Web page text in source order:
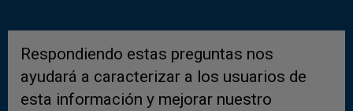
Respondiendo estas preguntas nos
ayudará a caracterizar a los usuarios de
esta información y mejorar nuestro